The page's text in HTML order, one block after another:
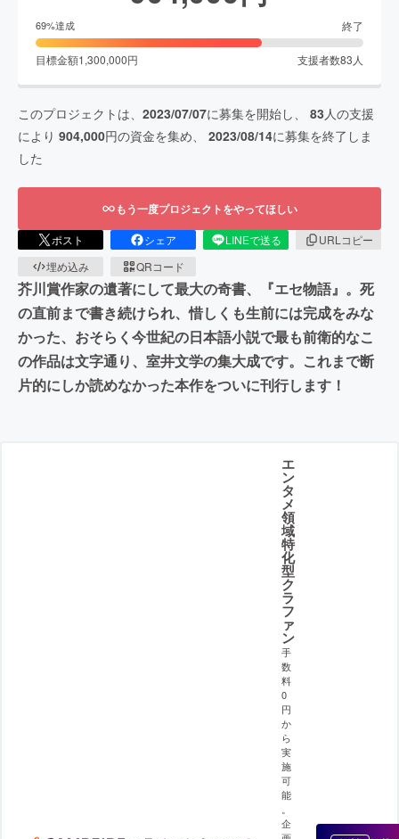
69%達成 終了
目標金額1,300,000円 支援者数83 人
このプロジェクトは、 2023/07/07に募集を開始し、 83 人の支援
により 904,000円の資金を集め、 2023/08/14に募集を終了しま
した
もう一度プロジェクトをやってほしい
ポスト シェア LINEで送る
URLコピー
埋め込み
QRコード
芥川賞作家の遺著にして最大の奇書、『エセ物語』。死
の直前まで書き続けられ、惜しくも生前には完成をみな
かった、おそらく今世紀の日本語小説で最も前衛的なこ
の作品は文字通り、室井文学の集大成です。これまで断
片的にしか読めなかった本作をついに刊行します！
エ
ン
タ
メ
領
域
特
化
型
ク
ラ
フ
ァ
ン
手
数
料
0
円
か
ら
実
施
可
能
企